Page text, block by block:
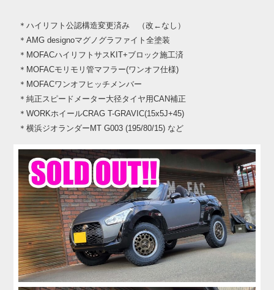
＊ハイリフト公認構造変更済み （改←なし）
＊AMG designoマグノグラファイト全塗装
＊MOFACハイリフトサスKIT+ブロック施工済
＊MOFACモリモリ管マフラー(ワンオフ仕様)
＊MOFACワンオフヒッチメンバー
＊純正スピードメーター大径タイヤ用CAN補正
＊WORKホイールCRAG T-GRAVIC(15x5J+45)
＊横浜ジオランダーMT G003 (195/80/15) など